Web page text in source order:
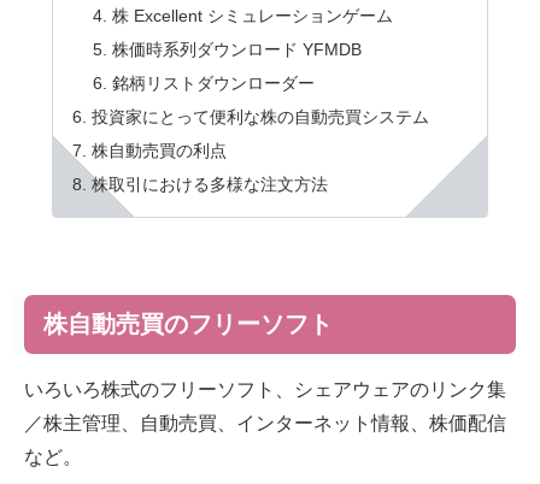
株 Excellent シミュレーションゲーム
株価時系列ダウンロード YFMDB
銘柄リストダウンローダー
投資家にとって便利な株の自動売買システム
株自動売買の利点
株取引における多様な注文方法
株自動売買のフリーソフト
いろいろ株式のフリーソフト、シェアウェアのリンク集
／株主管理、自動売買、インターネット情報、株価配信
など。